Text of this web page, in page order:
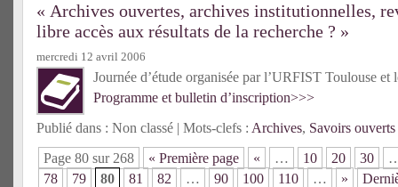
« Archives ouvertes, archives institutionnelles,
libre accès aux résultats de la recherche ? »
mercredi 12 avril 2006
Journée d’étude organisée par l’URFIST Toulouse
Programme et bulletin d’inscription>>>
Publié dans : Non classé | Mots-clefs : Archives, Savoirs ouverts
Page 80 sur 268
« Première page « … 10 20 30
78
79 80 81 82 … 90 100 110 … »